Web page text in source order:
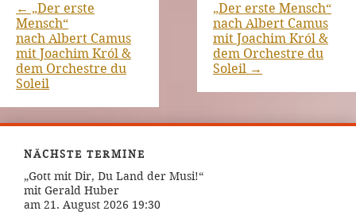
← „Der erste
Mensch“
nach Albert Camus
mit Joachim Król &
dem Orchestre du
Soleil
„Der erste Mensch“
nach Albert Camus
mit Joachim Król &
dem Orchestre du
Soleil →
NÄCHSTE TERMINE
„Gott mit Dir, Du Land der Musi!“
mit Gerald Huber
am 21. August 2026 19:30